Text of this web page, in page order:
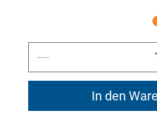
In den